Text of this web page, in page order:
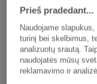
Granit šeimos
PAGRINDINĖS
Skaido elektros
Žema kaina
Prieš pradedant...
Naudojame
turinį bei skelbimus,
analizuotų srautą.
naudojatės mūsų
reklamavimo ir